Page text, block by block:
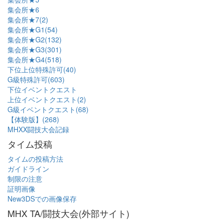
集会所★6
集会所★7(2)
集会所★G1(54)
集会所★G2(132)
集会所★G3(301)
集会所★G4(518)
下位上位特殊許可(40)
G級特殊許可(603)
下位イベントクエスト
上位イベントクエスト(2)
G級イベントクエスト(68)
【体験版】(268)
MHXX闘技大会記録
タイム投稿
タイムの投稿方法
ガイドライン
制限の注意
証明画像
New3DSでの画像保存
MHX TA/闘技大会(外部サイト)